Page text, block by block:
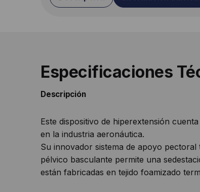
Especificaciones
Descripción
Este dispositivo de hiperextensión
en la industria aeronáutica.
Su innovador sistema de apoyo
pélvico basculante permite una
están fabricadas en tejido foamizado